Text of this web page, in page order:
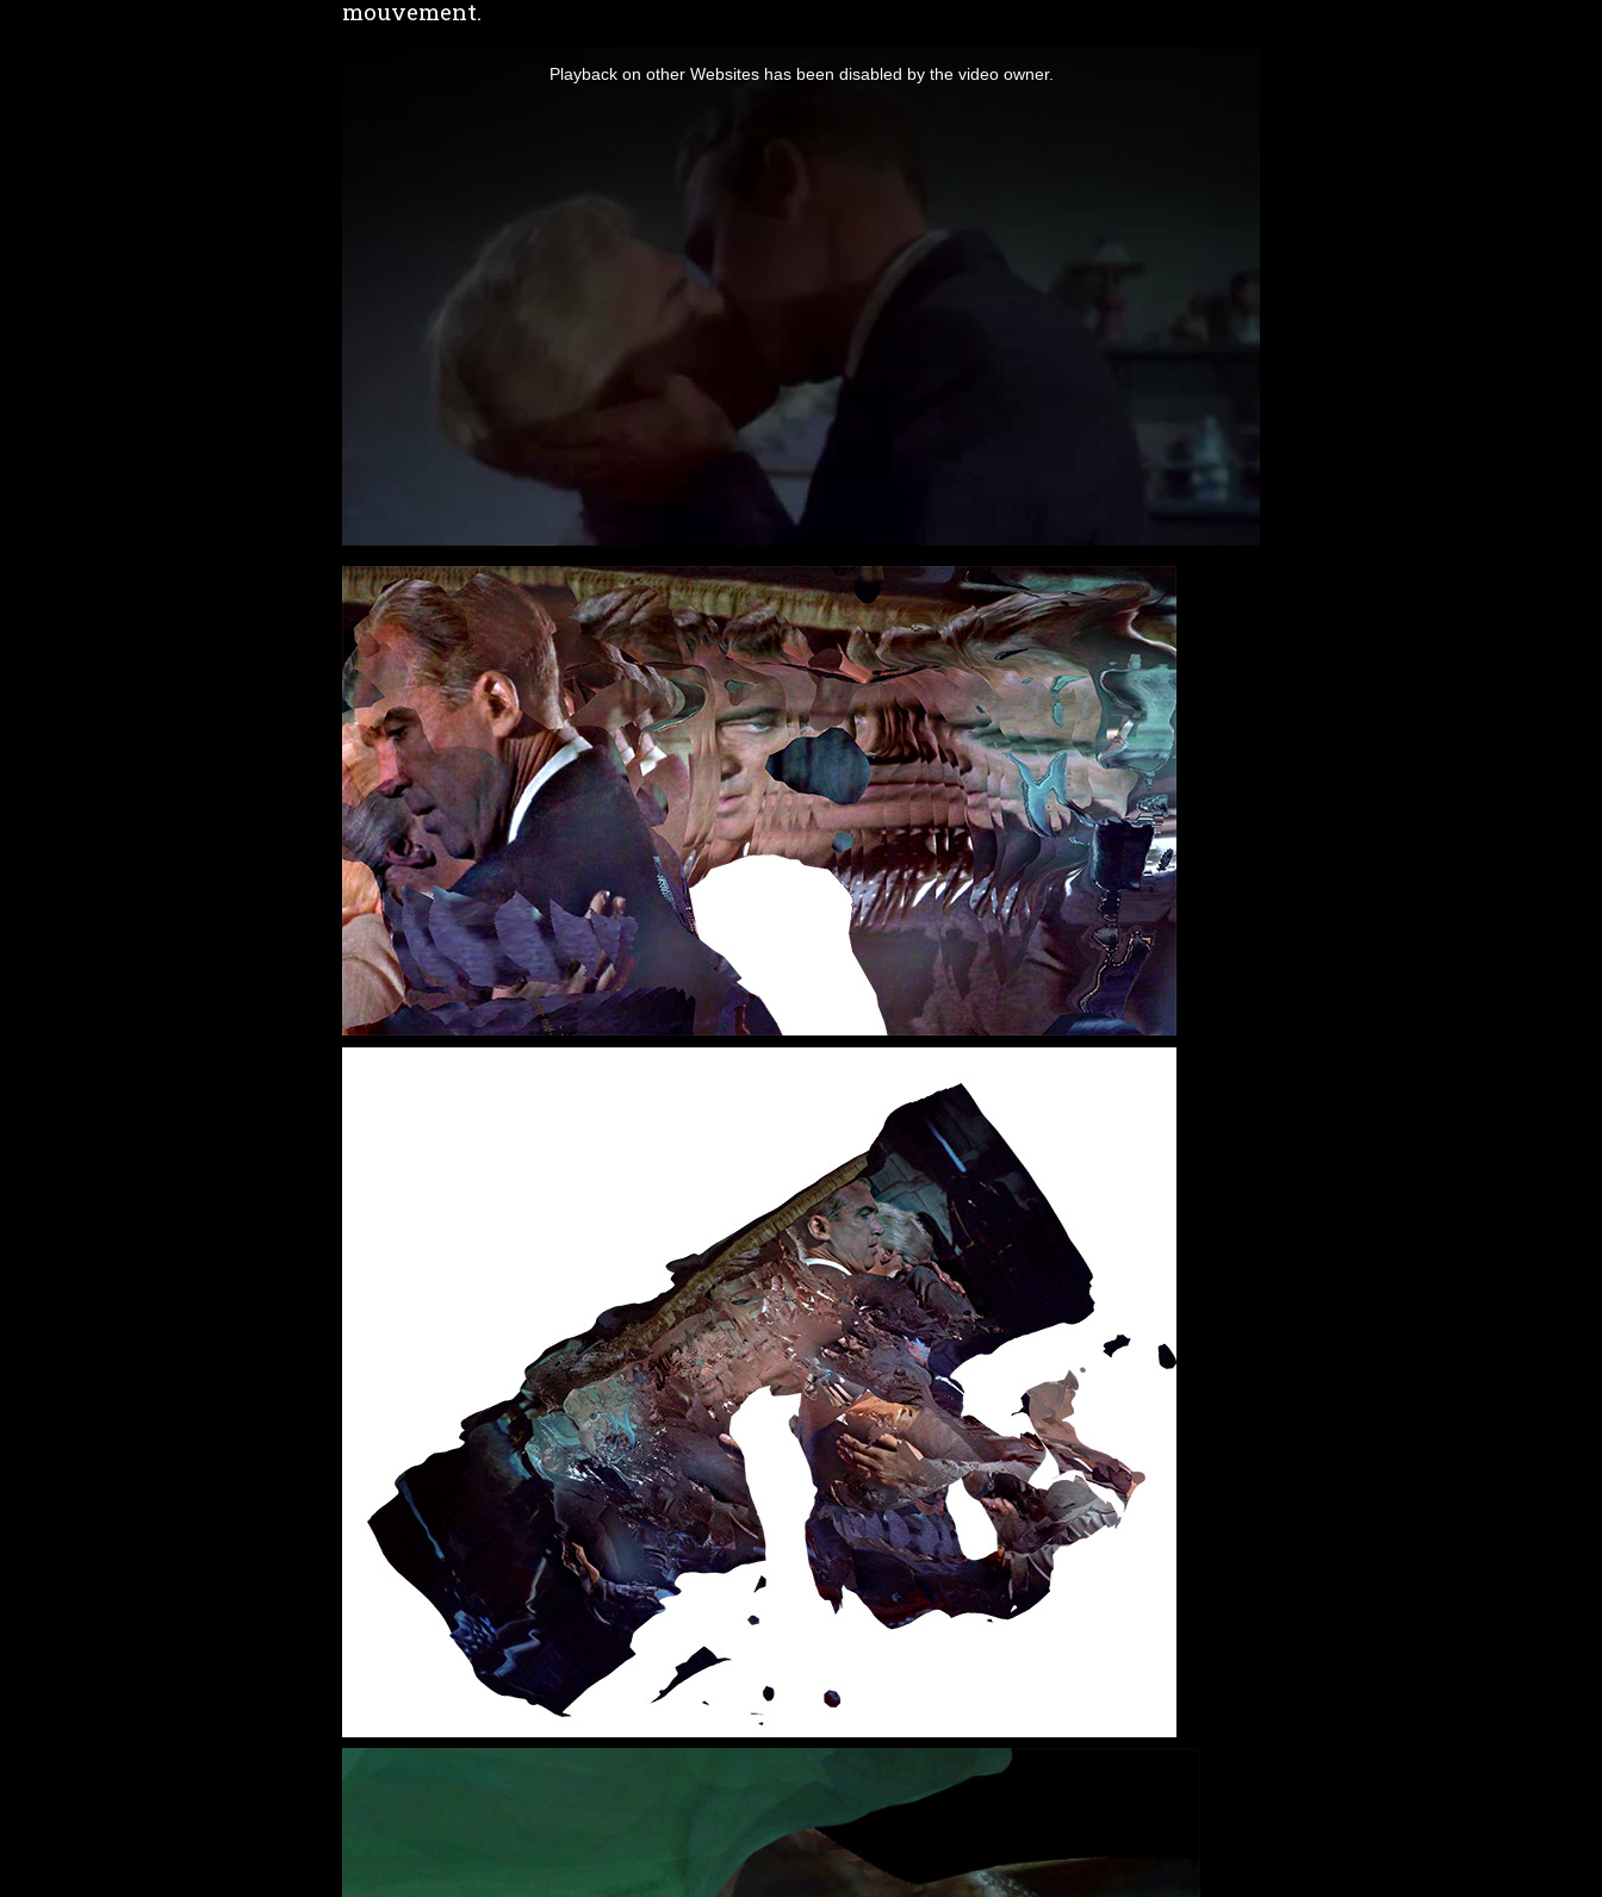
mouvement.
Playback on other Websites has been disabled by the video owner.